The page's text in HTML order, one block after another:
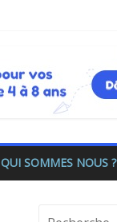
QUI SOMMES NOUS ?